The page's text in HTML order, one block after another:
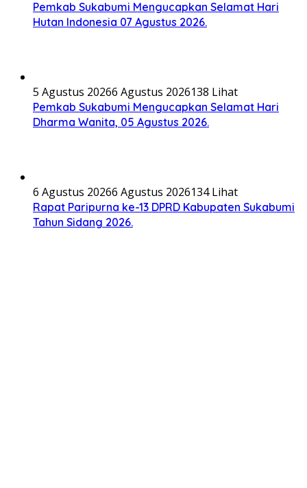
Pemkab Sukabumi Mengucapkan Selamat Hari
Hutan Indonesia 07 Agustus 2026.
5 Agustus 20266 Agustus 2026138 Lihat
Pemkab Sukabumi Mengucapkan Selamat Hari
Dharma Wanita, 05 Agustus 2026.
6 Agustus 20266 Agustus 2026134 Lihat
Rapat Paripurna ke-13 DPRD Kabupaten Sukabumi
Tahun Sidang 2026.